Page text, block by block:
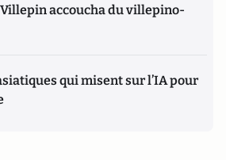
accoucha du villepino-
qui misent sur l’IA pour